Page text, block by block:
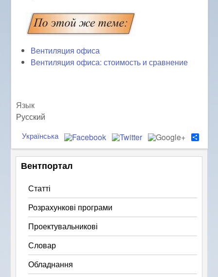
Вентиляция офиса
Вентиляция офиса: стоимость и сравнение
Язык
Русский
S
h
a
r
Українська
Вентпортал
Статті
Розрахункові програми
Проектувальникові
Словар
Обладнання